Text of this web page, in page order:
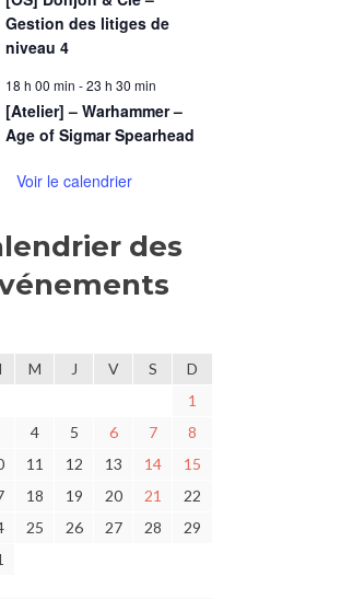
Gestion des litiges de
niveau 4
18 h 00 min -23 h 30 min
[Atelier] – Warhammer –
Age of Sigmar Spearhead
Voir le calendrier
des
M J V S
D
1
4 5 6 7
8
11 12 13 14
15
18 19 20 21
22
25 26 27 28
29